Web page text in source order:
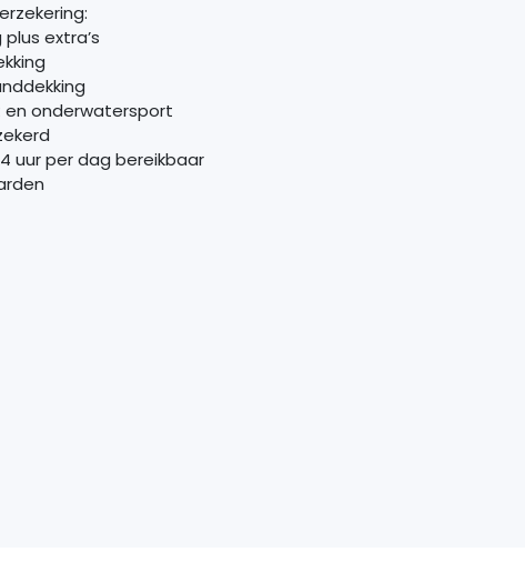
extra’s
en onderwatersport
uur per dag bereikbaar